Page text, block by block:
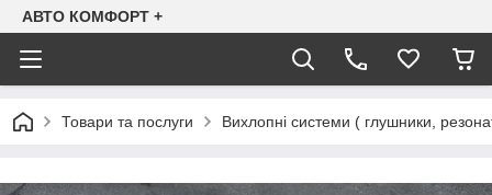
АВТО КОМФОРТ +
Товари та послуги Вихлопні системи ( глушники,